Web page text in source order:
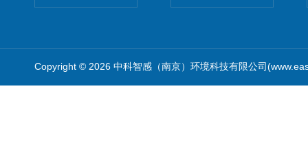
Copyright © 2026 中科智感（南京）环境科技有限公司